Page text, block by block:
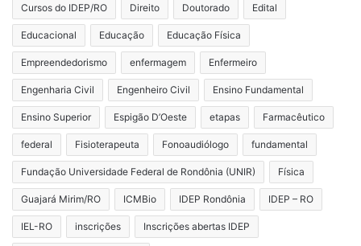
Cursos do IDEP/RO Direito Doutorado Edital
Educacional Educação Educação Física
Empreendedorismo enfermagem Enfermeiro
Engenharia Civil Engenheiro Civil Ensino Fundamental
Ensino Superior Espigão D’Oeste etapas Farmacêutico
federal Fisioterapeuta Fonoaudiólogo fundamental
Fundação Universidade Federal de Rondônia (UNIR) Física
Guajará Mirim/RO ICMBio IDEP Rondônia IDEP – RO
IEL-RO inscrições Inscrições abertas IDEP